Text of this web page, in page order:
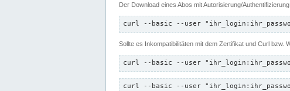
Der Download eines Abos mit Autorisierung/
curl --basic --user
Sollte es Inkompatibilitäten mit dem Zertifikat und Curl
curl --basic --user
curl --basic --user